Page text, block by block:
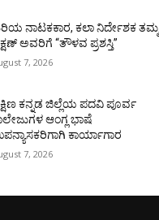
ನಾಟಕಕಾರ, ಕಲಾ ನಿರ್ದೇಶಕ ತಮ್ಮ
ಅವರಿಗೆ “ತೌಳವ ಪ್ರಶಸ್ತಿ”
7, 2026
ಕನ್ನಡ ಜಿಲ್ಲೆಯ ಪದವಿ ಪೂರ್ವ
ಆಂಗ್ಲ ಭಾಷೆ
ಕಾರ್ಯಾಗಾರ
7, 2026